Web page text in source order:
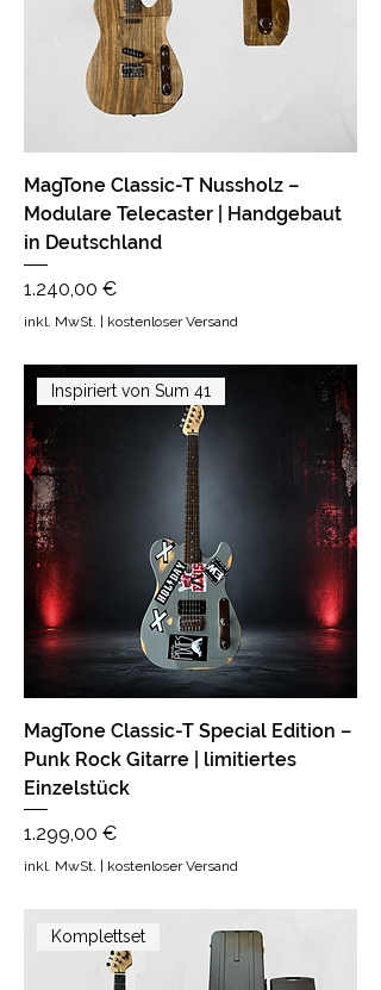
MagTone Classic-T Nussholz –
Modulare Telecaster | Handgebaut
in Deutschland
Preis
1.240,00 €
inkl. MwSt. | kostenloser Versand
Inspiriert von Sum 41
MagTone Classic-T Special Edition –
Punk Rock Gitarre | limitiertes
Einzelstück
Preis
1.299,00 €
inkl. MwSt. kostenloser Versand
Komplettset